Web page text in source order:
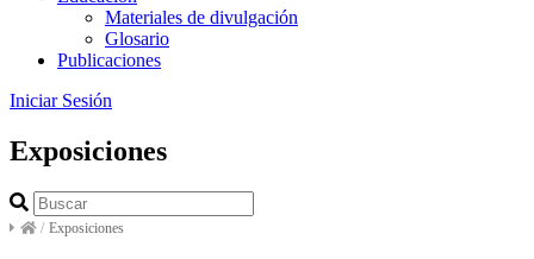
Materiales de divulgación
Glosario
Publicaciones
Iniciar Sesión
Exposiciones
/ Exposiciones